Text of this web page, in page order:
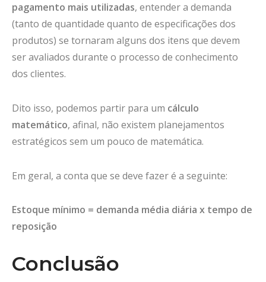
pagamento mais utilizadas, entender a demanda
(tanto de quantidade quanto de especificações dos
produtos) se tornaram alguns dos itens que devem
ser avaliados durante o processo de conhecimento
dos clientes.
Dito isso, podemos partir para um cálculo
matemático, afinal, não existem planejamentos
estratégicos sem um pouco de matemática.
Em geral, a conta que se deve fazer é a seguinte:
Estoque mínimo = demanda média diária x tempo de
reposição
Conclusão